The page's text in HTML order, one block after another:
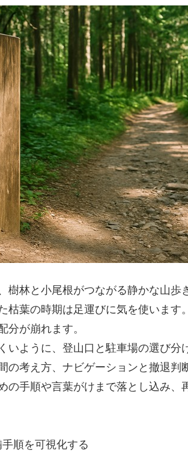
樹林と小尾根がつながる静かな山歩
枯葉の時期は足運びに気を使います
分が崩れます。
いように、登山口と駐車場の選び分
の考え方、ナビゲーションと撤退判
の手順や言葉がけまで落とし込み、
順を可視化する